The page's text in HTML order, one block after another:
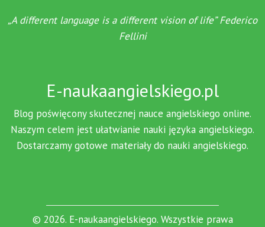
„A different language is a different vision of life” Federico
Fellini
E-naukaangielskiego.pl
Blog poświęcony skutecznej nauce angielskiego online.
Naszym celem jest ułatwianie nauki języka angielskiego.
Dostarczamy gotowe materiały do nauki angielskiego.
© 2026. E-naukaangielskiego. Wszystkie prawa